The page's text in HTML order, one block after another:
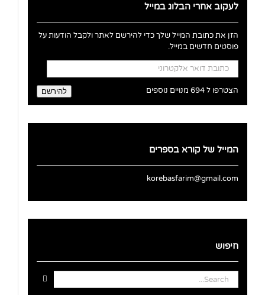
לעקוב אחרי הבלוג במייל
הזן את כתובת המייל שלך כדי להירשם לאתר ולקבל הודעות על
פוסטים חדשים במייל.
כתובת
דואר
אלקטרוני
להירשם הצטרפו ל 694 מנויים נוספים
המייל של קורא בספרים
korebasfarim@gmail.com
חיפוש
Search
for: